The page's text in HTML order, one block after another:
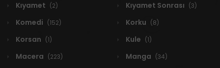
Kıyamet (2) Kıyamet Sonrası (3)
Komedi (152) Korku (8)
Korsan (1) Kule (1)
Macera (223) Manga (34)